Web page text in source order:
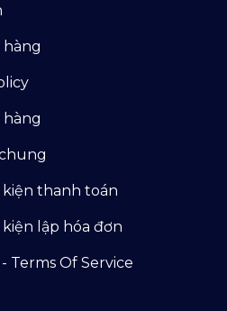
hàng
hàng
thanh toán
lập hóa đơn
Terms Of Service